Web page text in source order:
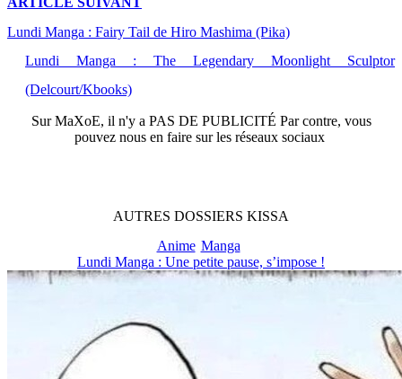
Lundi Manga : Fairy Tail de Hiro Mashima (Pika)
Lundi Manga : The Legendary Moonlight Sculptor
(Delcourt/Kbooks)
SurMaXoE, il n'y a PAS DE PUBLICITÉ Par contre, vous
pouvez nous en faire sur les réseaux sociaux
AUTRES DOSSIERS KISSA
Anime Manga
Lundi Manga : Une petite pause, s’impose !